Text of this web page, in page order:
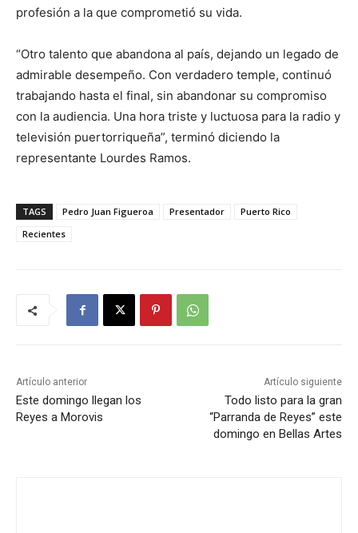
profesión a la que comprometió su vida.
“Otro talento que abandona al país, dejando un legado de
admirable desempeño. Con verdadero temple, continuó
trabajando hasta el final, sin abandonar su compromiso
con la audiencia. Una hora triste y luctuosa para la radio y
televisión puertorriqueña”, terminó diciendo la
representante Lourdes Ramos.
TAGS Pedro Juan Figueroa Presentador
Puerto Rico
Recientes
Artículo anterior
Este domingo llegan los
Reyes a Morovis
Artículo siguiente
Todo listo para la gran
“Parranda de Reyes” este
domingo en Bellas Artes